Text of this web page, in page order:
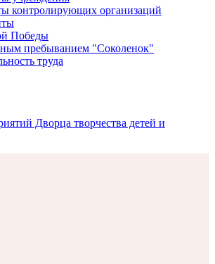
контролирующих организаций
Победы
пребыванием "Соколенок"
труда
Дворца творчества детей и